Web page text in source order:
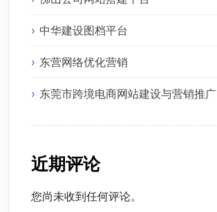
中华建设图档平台
东营网络优化营销
东莞市跨境电商网站建设与营销推广
近期评论
您尚未收到任何评论。